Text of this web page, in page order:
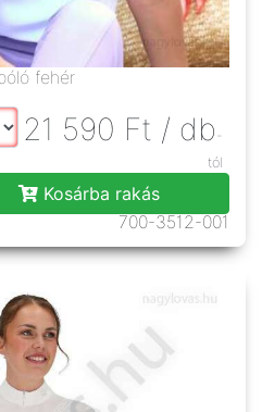
fehér
21 590 Ft / db -
tól
Kosárba rakás
700-3512-001